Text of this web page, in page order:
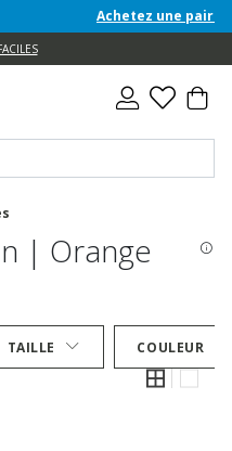
Achetez une paire
| Orange
TAILLE
COULEUR